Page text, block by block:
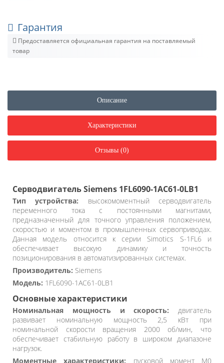
Гарантия
Предоставляется официальная гарантия на поставляемый
товар
Описание
Характеристики
Отзывы (0)
Серводвигатель Siemens 1FL6090-1AC61-0LB1
Тип устройства: высокомоментный серводвигатель
переменного тока с постоянными магнитами,
предназначенный для точного управления положением,
скоростью и моментом в промышленных сервоприводах.
Данная модель относится к серии Simotics S-1FL6 и
обеспечивает высокую динамику и точность
позиционирования в автоматизированных системах.
Производитель: Siemens
Модель: 1FL6090-1AC61-0LB1
Основные характеристики
Номинальная мощность и скорость: двигатель
развивает номинальную мощность 2,5 кВт при
номинальной скорости вращения 2000 об/мин, что
обеспечивает стабильную работу в широком диапазоне
нагрузок.
Моментные характеристики: пусковой момент M0